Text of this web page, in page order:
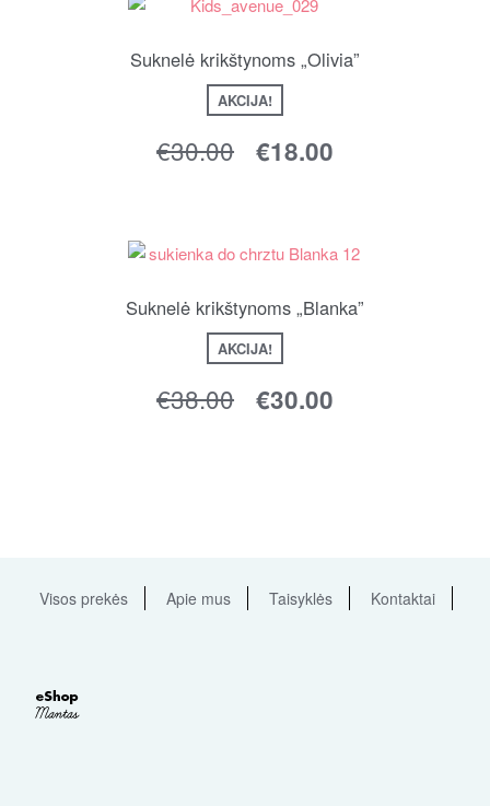
Suknelė krikštynoms „Olivia”
AKCIJA!
€30.00 €18.00
Suknelė krikštynoms „Blanka”
AKCIJA!
€38.00 €30.00
Visos prekės Apie mus Taisyklės Kontaktai